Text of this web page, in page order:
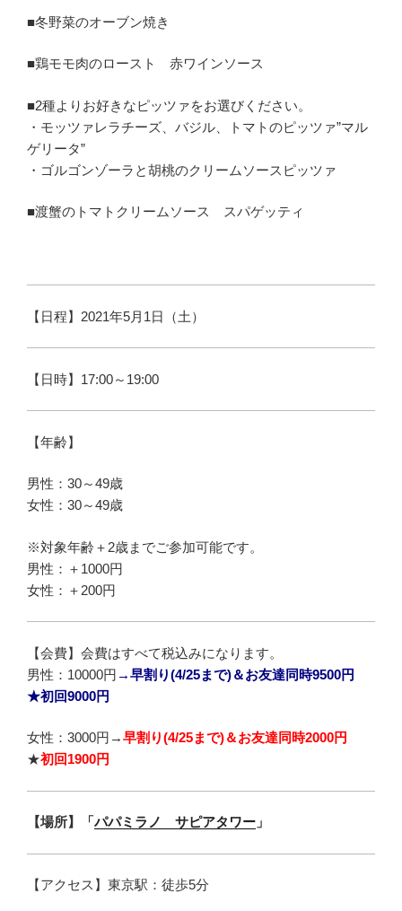
■冬野菜のオーブン焼き
■鶏モモ肉のロースト 赤ワインソース
■2種よりお好きなピッツァをお選びください。
・モッツァレラチーズ、バジル、トマトのピッツァ”マル
ゲリータ”
・ゴルゴンゾーラと胡桃のクリームソースピッツァ
■渡蟹のトマトクリームソース スパゲッティ
【日程】2021年5月1日（土）
【日時】17:00～19:00
【年齢】
男性：30～49歳
女性：30～49歳
※対象年齢＋2歳までご参加可能です。
男性：＋1000円
女性：＋200円
【会費】会費はすべて税込みになります。
男性： 10000円 →早割り(4/25まで)＆お友達同時9500円
★初回9000円
女性： 3000円→早割り(4/25まで)＆お友達同時2000円
★初回1900円
【場所】 「パパミラノ サピアタワー 」
【アクセス】東京駅：徒歩5分